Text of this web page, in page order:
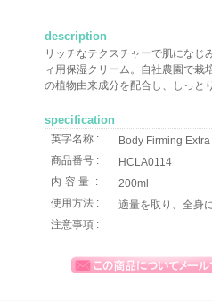
description
リッチなテクスチャーで肌になじ
ィ用保湿クリーム。自社農園で栽
の植物由来成分を配合し、しっと
specification
英字名称 :
Body Firming
商品番号 :
HCLA0114
内容量 :
200ml
使用方法 :
適量を取り、全身
注意事項 :